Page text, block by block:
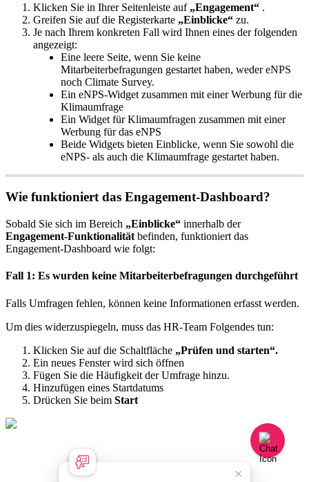
Klicken Sie in Ihrer Seitenleiste auf „Engagement“ .
Greifen Sie auf die Registerkarte „Einblicke“ zu.
Je nach Ihrem konkreten Fall wird Ihnen eines der folgenden
angezeigt:
Eine leere Seite, wenn Sie keine
Mitarbeiterbefragungen gestartet haben, weder eNPS
noch Climate Survey.
Ein eNPS-Widget zusammen mit einer Werbung für die
Klimaumfrage
Ein Widget für Klimaumfragen zusammen mit einer
Werbung für das eNPS
Beide Widgets bieten Einblicke, wenn Sie sowohl die
eNPS- als auch die Klimaumfrage gestartet haben.
Wie funktioniert das Engagement-Dashboard?
Sobald Sie sich im Bereich „Einblicke“ innerhalb der
Engagement-Funktionalität befinden, funktioniert das
Engagement-Dashboard wie folgt:
Fall 1: Es wurden keine Mitarbeiterbefragungen durchgeführt
Falls Umfragen fehlen, können keine Informationen erfasst werden.
Um dies widerzuspiegeln, muss das HR-Team Folgendes tun:
Klicken Sie auf die Schaltfläche „Prüfen und starten“.
Ein neues Fenster wird sich öffnen
Fügen Sie die Häufigkeit der Umfrage hinzu.
Hinzufügen eines Startdatums
Drücken Sie beim Start